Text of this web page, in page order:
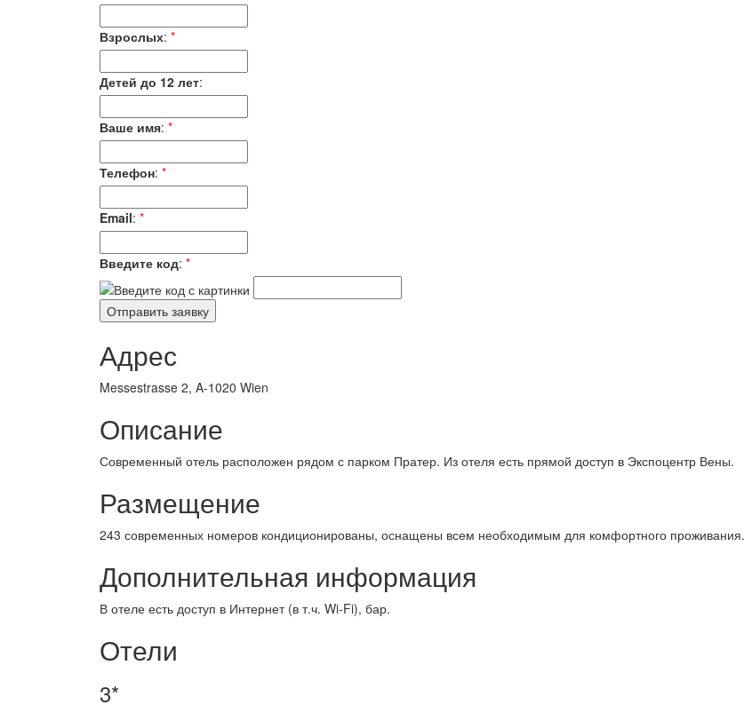
Взрослых: *
Детей до 12 лет:
Ваше имя: *
Телефон: *
Email: *
Введите код: *
Адрес
Messestrasse 2, A-1020 Wien
Описание
Современный отель расположен рядом с парком Пратер. Из отеля есть прямой доступ в Экспоцентр Вены.
Размещение
243 современных номеров кондиционированы, оснащены всем необходимым для комфортного
Дополнительная информация
В отеле есть доступ в Интернет (в т.ч. Wi-Fi), бар.
Отели
3*